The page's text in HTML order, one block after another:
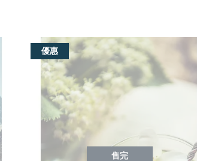
優惠
售完